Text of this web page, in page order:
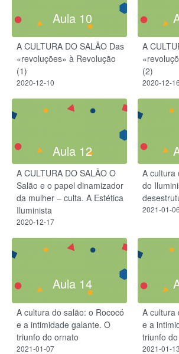
Aula 10
A CULTURA DO SALÃO Das
«revoluções» à Revolução
(1)
2020-12-10
A
(2)
2020-12-16
Aula 12
A CULTURA DO SALÃO O
Salão e o papel dinamizador
da mulher – culta. A Estética
Iluminista
2020-12-17
A cultura
do
2021-01-06
Aula 14
A cultura do salão: o Rococó
e a intimidade galante. O
triunfo do ornato
2021-01-07
A cultura
e a
triunfo
2021-01-13